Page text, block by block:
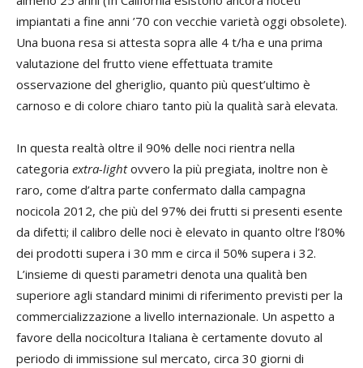
impiantati a fine anni ’70 con vecchie varietà oggi obsolete).
Una buona resa si attesta sopra alle 4 t/ha e una prima
valutazione del frutto viene effettuata tramite
osservazione del gheriglio, quanto più quest’ultimo è
carnoso e di colore chiaro tanto più la qualità sarà elevata.
In questa realtà oltre il 90% delle noci rientra nella
categoria extra-lightovvero la più pregiata, inoltre non è
raro, come d’altra parte confermato dalla campagna
nocicola 2012, che più del 97% dei frutti si presenti esente
da difetti; il calibro delle noci è elevato in quanto oltre l’80%
dei prodotti supera i 30 mm e circa il 50% supera i 32.
L’insieme di questi parametri denota una qualità ben
superiore agli standard minimi di riferimento previsti per la
commercializzazione a livello internazionale. Un aspetto a
favore della nocicoltura Italiana è certamente dovuto al
periodo di immissione sul mercato, circa 30 giorni di